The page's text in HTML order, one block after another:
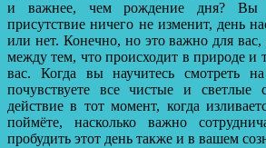
и важнее, чем рождение дня? Вы
присутствие ничего не изменит, день
или нет. Конечно, но это важно для вас,
между тем, что происходит в природе и
вас. Когда вы научитесь смотреть
почувствуете все чистые и светлые
действие в тот момент, когда
поймёте, насколько важно
пробудить этот день также и в вашем